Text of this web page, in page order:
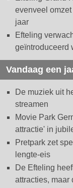
evenveel
jaar
Efteling
geïntroduceerd
Vandaag een
De muziek uit
streamen
Movie Park
attractie' in
Pretpark zet
lengte-eis
De Efteling
attracties, maar